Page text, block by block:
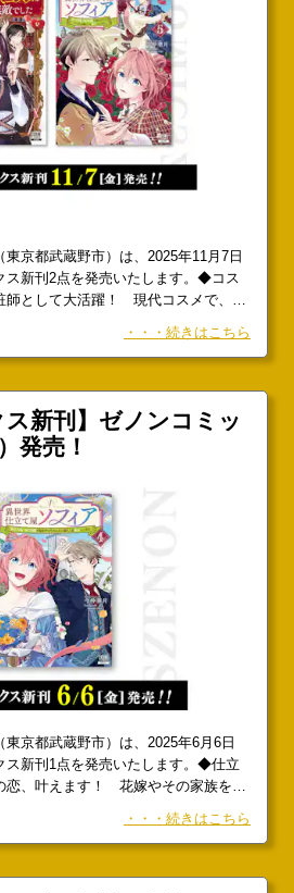
京都武蔵野市）は、2025年11月7日
ス新刊2点を発売いたします。◆コス
師として大活躍！ 現代コスメで、異
／真冬日 作画／椎名明 1話試し読
・・・続きはこちら
ス新刊】ゼノンコミッ
発売！
京都武蔵野市）は、2025年6月6日
ス新刊1点を発売いたします。◆仕立
恋、叶えます！ 花嫁やその家族をも
とは！？『異世界仕立て屋ソフィア 貧
作ってみんなの暮らしを豊かにしま
し読み：
・・・続きはこちら